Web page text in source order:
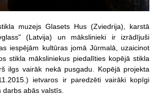
muzejs Glasets Hus (Zviedrija), karstā
(Latvija) un mākslinieki ir izrādījuši
iespējām kultūras jomā Jūrmalā, uzaicinot
stikla māksliniekus piedalīties kopējā stikla
ilgs vairāk nekā pusgadu. Kopējā projekta
ietvaros ir paredzēti vairāki kopīgi
abās valstīs.